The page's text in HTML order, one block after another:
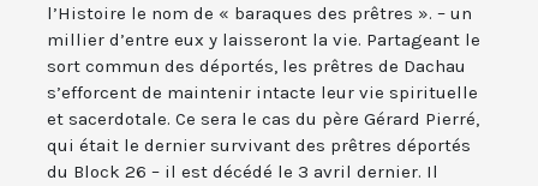
l’Histoire le nom de « baraques des prêtres ». – un
millier d’entre eux y laisseront la vie. Partageant le
sort commun des déportés, les prêtres de Dachau
s’efforcent de maintenir intacte leur vie spirituelle
et sacerdotale. Ce sera le cas du père Gérard Pierré,
qui était le dernier survivant des prêtres déportés
du Block 26 – il est décédé le 3 avril dernier. Il